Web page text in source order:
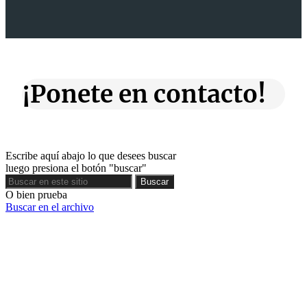
¡Ponete en contacto!
Escribe aquí abajo lo que desees buscar
luego presiona el botón "buscar"
Buscar
Buscar
O bien prueba
Buscar en el archivo